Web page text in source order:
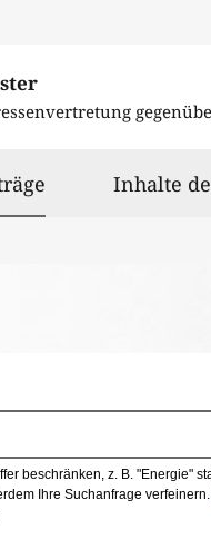
ausgewählt
Inhalte
beschränken, z. B. "Energie"
Ihre Suchanfrage verfeinern.